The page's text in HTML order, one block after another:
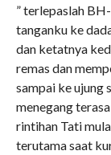
” terlepaslah
tanganku ke
dan ketatnya
remas dan
sampai ke ujung
menegang
rintihan Tati
terutama saat